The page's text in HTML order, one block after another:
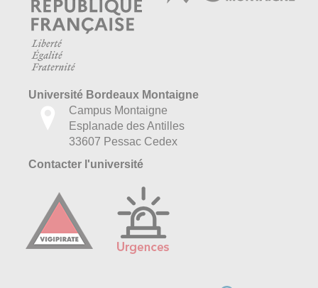
Université Bordeaux Montaigne
Campus Montaigne
Esplanade des Antilles
33607 Pessac Cedex
Contacter l'université